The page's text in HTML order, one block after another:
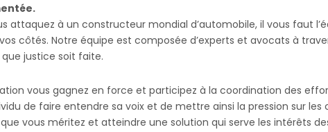
attaquez à un constructeur mondial d’automobile, il vous faut
côtés. Notre équipe est composée d’experts et avocats à
justice soit faite.
vous gagnez en force et participez à la coordination des
de faire entendre sa voix et de mettre ainsi la pression sur
vous méritez et atteindre une solution qui serve les intérêts